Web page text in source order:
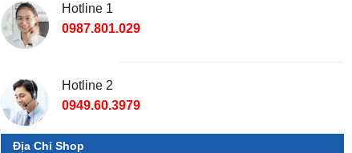
Hotline 1
0987.801.029
Hotline 2
0949.60.3979
Địa Chỉ Shop